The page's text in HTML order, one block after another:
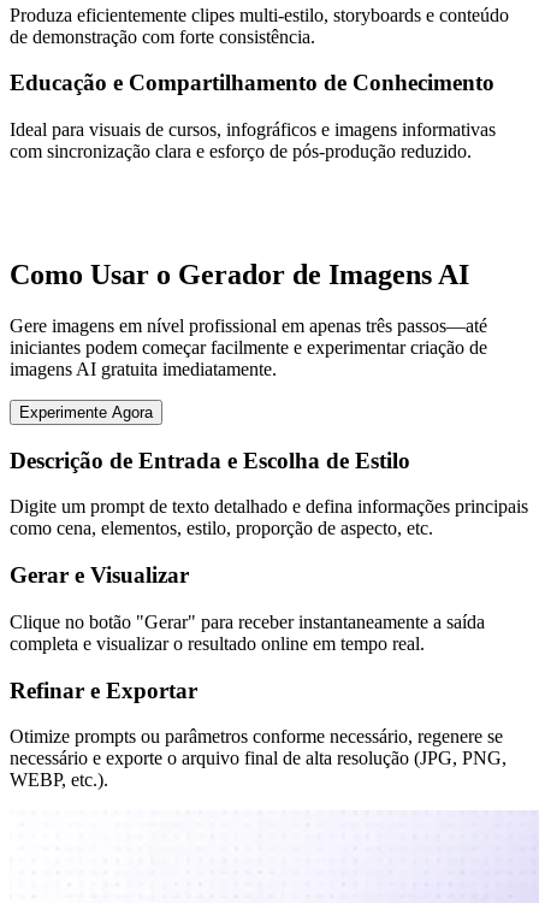
Produza eficientemente clipes multi-estilo, storyboards e conteúdo
de demonstração com forte consistência.
Educação e Compartilhamento de Conhecimento
Ideal para visuais de cursos, infográficos e imagens informativas
com sincronização clara e esforço de pós-produção reduzido.
Como Usar o Gerador de Imagens AI
Gere imagens em nível profissional em apenas três passos—até
iniciantes podem começar facilmente e experimentar criação de
imagens AI gratuita imediatamente.
Experimente Agora
Descrição de Entrada e Escolha de Estilo
Digite um prompt de texto detalhado e defina informações principais
como cena, elementos, estilo, proporção de aspecto, etc.
Gerar e Visualizar
Clique no botão "Gerar" para receber instantaneamente a saída
completa e visualizar o resultado online em tempo real.
Refinar e Exportar
Otimize prompts ou parâmetros conforme necessário, regenere se
necessário e exporte o arquivo final de alta resolução (JPG, PNG,
WEBP, etc.).